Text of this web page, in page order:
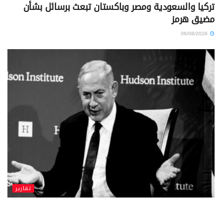
تركيا والسعودية ومصر وباكستان تبعث برسائل بشأن
مضيق هرمز
تقارير